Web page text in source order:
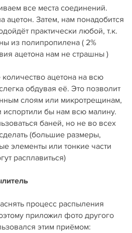
все места соединений.
ацетон. Затем, нам понадобится
практически любой, т.к.
из полипропилена ( 2%
ацетона нам не страшны )
ацетона на всю
обдувая её. Это позволит
слоям или микротрещинам,
испортили бы нам всю малину.
баней, но не во всех
(большие размеры,
элементы или тонкие части
расплавиться)
процесс распыления
приложил фото другого
этим приёмом: